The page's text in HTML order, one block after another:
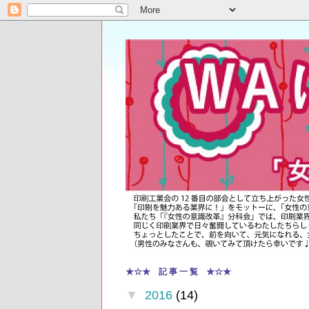
★☆★ 記 事 一 覧 ★☆★
▼ 2016 (14)